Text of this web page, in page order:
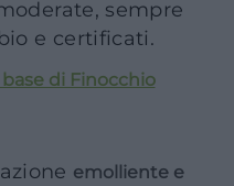
sempre
e certificati.
di Finocchio
emolliente e